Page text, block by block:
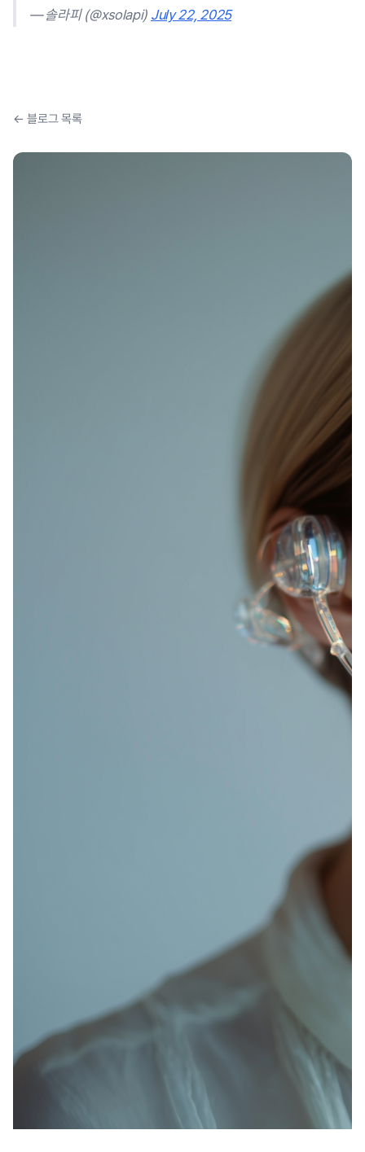
— 솔라피 (@xsolapi) July 22, 2025
← 블로그 목록